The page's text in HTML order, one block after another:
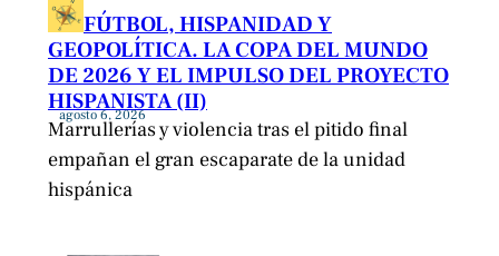
FÚTBOL, HISPANIDAD Y
GEOPOLÍTICA. LA COPA DEL MUNDO
DE 2026 Y EL IMPULSO DEL PROYECTO
HISPANISTA (II)
agosto 6, 2026
Marrullerías y violencia tras el pitido final
empañan el gran escaparate de la unidad
hispánica